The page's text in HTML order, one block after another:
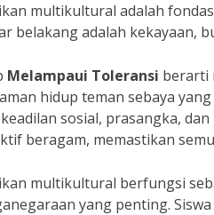
multikultural adalah
belakang adalah kekayaan,
Melampaui Toleransi berarti
hidup teman sebaya
sosial, prasangka,
beragam, memastikan
multikultural berfungsi
yang penting.